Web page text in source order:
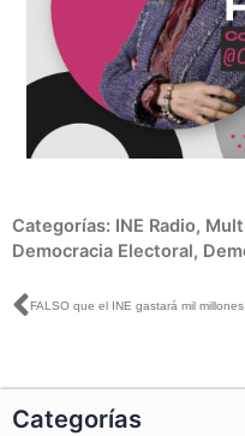
Categorías: INE Radio,
Democracia Electoral,
Ant
Categorías